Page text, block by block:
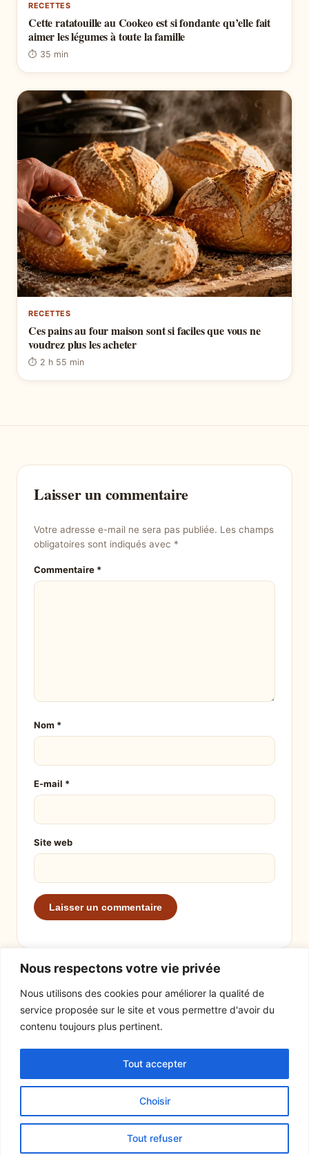
Nous respectons votre vie privée
Nous utilisons des cookies pour améliorer la qualité de
service proposée sur le site et vous permettre d'avoir du
contenu toujours plus pertinent.
Choisir
Tout refuser
Tout accepter
RECETTES
Cette ratatouille au Cookeo est si fondante qu’elle fait
aimer les légumes à toute la famille
⏱ 35 min
RECETTES
Ces pains au four maison sont si faciles que vous ne
voudrez plus les acheter
⏱ 2 h 55 min
Laisser un commentaire
Votre adresse e-mail ne sera pas publiée. Les champs
obligatoires sont indiqués avec *
Commentaire *
Nom *
E-mail *
Site web
Actualités
Mentions légales
© 2026 Tout un fromage